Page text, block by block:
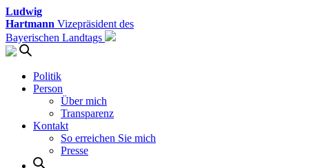
Ludwig
Hartmann Vizepräsident des
Bayerischen Landtags
Politik
Person
Über mich
Transparenz
Kontakt
So erreichen Sie mich
Presse